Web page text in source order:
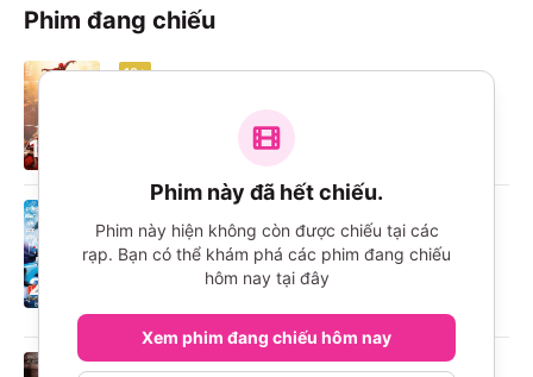
Phim đang chiếu
1
13+
Khoa Học Viễn Tưởng, Phiêu Lưu
2
Phim Điện Ảnh Thám Tử Lừng Danh Conan:
Thiên Thần Sa Ngã Trên Xa Lộ
Hoạt Hình, Hình Sự
9.3
13+
Phim này đã hết chiếu.
Phim này hiện không còn được chiếu tại các
rạp. Bạn có thể khám phá các phim đang chiếu
hôm nay tại đây
Xem phim đang chiếu hôm nay